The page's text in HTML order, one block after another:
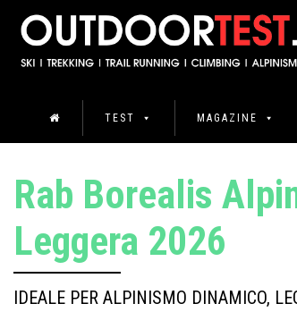
TEST MAGAZINE
Rab Borealis
Leggera 2026
IDEALE PER ALPINISMO DINAMICO,